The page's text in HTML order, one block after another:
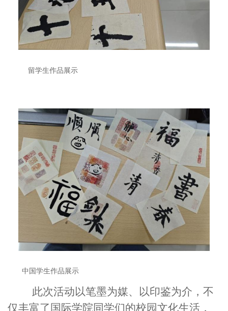
留学生作品展示
中国学生作品展示
此次活动以笔墨为媒、以印鉴为介，不
仅丰富了国际学院同学们的校园文化生活，